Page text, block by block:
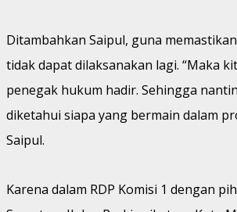
Ditambahkan Saipul, guna
tidak dapat dilaksanakan lagi. “Maka
penegak hukum hadir. Sehingga
diketahui siapa yang bermain dalam
Saipul.
Karena dalam RDP Komisi 1 dengan